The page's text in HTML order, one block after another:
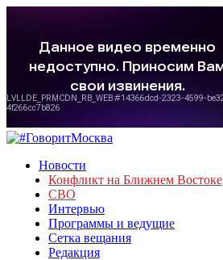
Новости
Конфликт на Ближнем Востоке
СВО
Интервью
Программы и ведущие
Сетка вещания
Редакция